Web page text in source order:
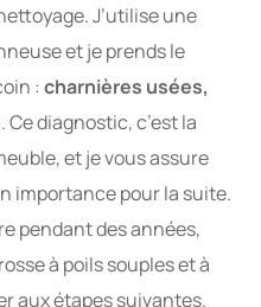
J’utilise une
et je prends le
: charnières usées,
. Ce diagnostic, c’est la
et je vous assure
importance pour la suite.
pendant des années,
à poils souples et à
aux étapes suivantes.